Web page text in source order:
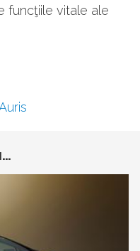
funcţiile vitale ale